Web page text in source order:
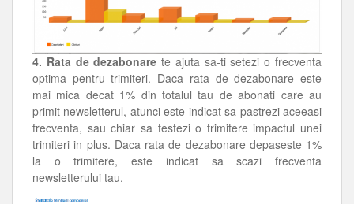
4. Rata de dezabonarete ajuta sa-ti setezi o frecventa
optima pentru trimiteri. Daca rata de dezabonare este
mai mica decat 1% din totalul tau de abonati care au
primit newsletterul, atunci este indicat sa pastrezi aceeasi
frecventa, sau chiar sa testezi o trimitere impactul unei
trimiteri in plus. Daca rata de dezabonare depaseste 1%
la o trimitere, este indicat sa scazi frecventa
newsletterului tau.